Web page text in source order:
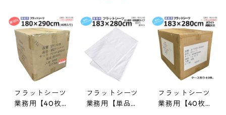
便（ポスト投函
配送） ホワイ
ト 白 三露産業
病衣 部屋着 ホ
テル 旅館 民宿
民泊／3616028
敷きシーツ ホ
ワイト 白 三露
産業 ホテル 旅
館 民宿 民泊／3
61602850
送） 敷きシー
ツ ホワイト 白
三露産業 ホテ
ル 旅館 民宿 民
泊／36757402
フラットシーツ
業務用【40枚
フラットシーツ
業務用【単品】
フラットシーツ
業務用【40枚